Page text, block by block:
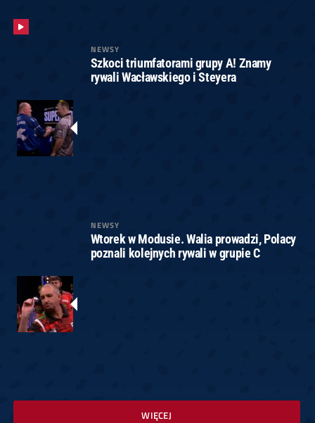
NEWSY
Szkoci triumfatorami grupy A! Znamy
rywali Wacławskiego i Steyera
NEWSY
Wtorek w Modusie. Walia prowadzi, Polacy
poznali kolejnych rywali w grupie C
WIĘCEJ